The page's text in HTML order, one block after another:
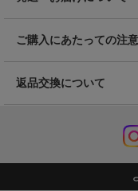
ご購入にあたっての注
返品交換について